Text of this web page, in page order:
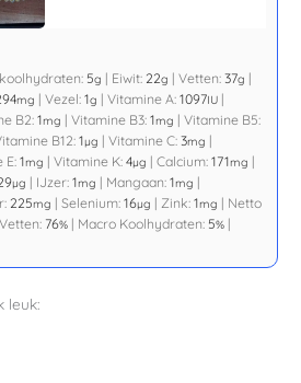
5g | Eiwit: 22g |Vetten:37g |
mg |Vezel:1g |Vitamine A:1097IU |
B2:1mg |Vitamine B3:1mg |Vitamine B5:
B12:1µg |Vitamine C:3mg |
E:1mg |Vitamine K:4µg |Calcium:171mg |
µg | IJzer:1mg | Mangaan:1mg |
225mg |Selenium:16µg | Zink:1mg | Netto
76% | Macro Koolhydraten: 5% |
leuk: